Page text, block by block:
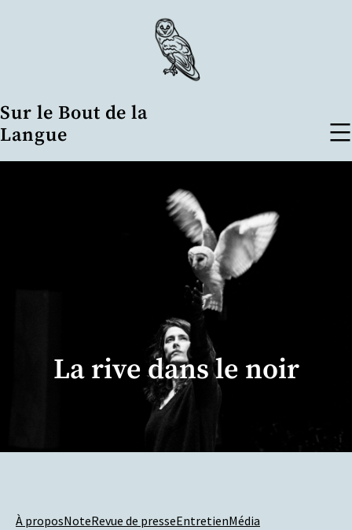
Sur le Bout de la
Langue
La rive dans le noir
À proposNoteRevue de presseEntretienMédia